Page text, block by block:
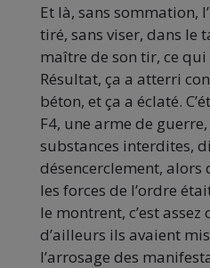
Et là, sans sommation,
tiré, sans viser, dans le
maître de son tir, ce
Résultat, ça a atterri
béton, et ça a éclaté.
F4, une arme de
substances interdites,
désencerclement, alors
les forces de l’ordre
le montrent, c’est
d’ailleurs ils avaient
l’arrosage des